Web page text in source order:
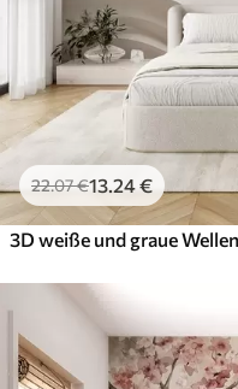
22.07€13 .24€
3D weiße und graue Wellen